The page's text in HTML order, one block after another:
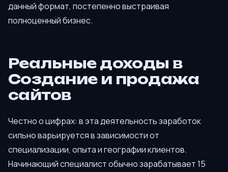
данный формат, постепенно выстраивая
полноценный бизнес.
Реальные доходы в
Создание и продажа
сайтов
Честно о цифрах: в эта деятельность заработок
сильно варьируется в зависимости от
специализации, опыта и географии клиентов.
Начинающий специалист обычно зарабатывает 15